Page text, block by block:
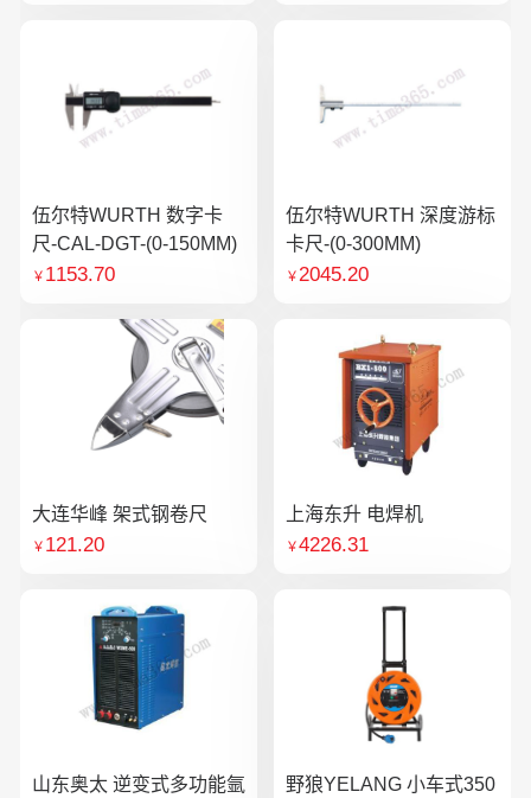
伍尔特WURTH 数字卡
尺-CAL-DGT-(0-150MM)
￥ 1153.70
伍尔特WURTH 深度游标
卡尺-(0-300MM)
￥2045.20
大连华峰 架式钢卷尺
￥ 121.20
上海东升 电焊机
￥4226.31
山东奥太 逆变式多功能氩
野狼YELANG 小车式350